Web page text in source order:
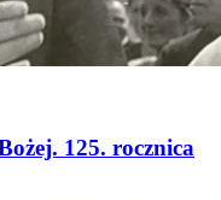
125. rocznica